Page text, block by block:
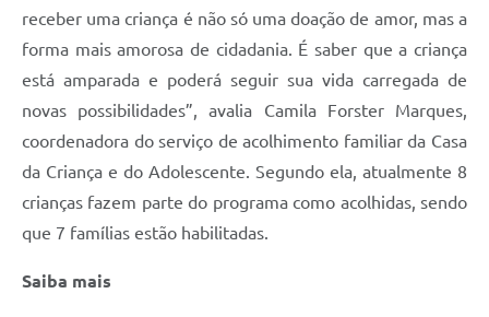
receber uma criança é não só uma doação de amor, mas a
forma mais amorosa de cidadania. É saber que a criança
está amparada e poderá seguir sua vida carregada de
novas possibilidades”, avalia Camila Forster Marques,
coordenadora do serviço de acolhimento familiar da Casa
da Criança e do Adolescente. Segundo ela, atualmente 8
crianças fazem parte do programa como acolhidas, sendo
que 7 famílias estão habilitadas.
Saiba mais